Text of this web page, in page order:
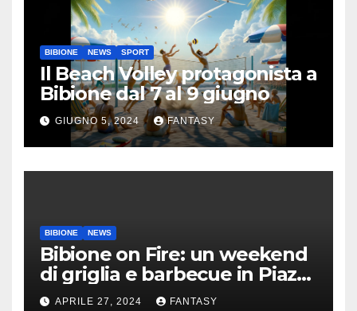
BIBIONE NEWS SPORT
Il Beach Volley protagonista a
Bibione dal 7 al 9 giugno
GIUGNO 5, 2024 FANTASY
BIBIONE NEWS
Bibione on Fire: un weekend
di griglia e barbecue in Piazza
Treviso
APRILE 27, 2024 FANTASY